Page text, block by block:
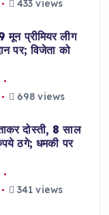
433 views
प्रीमियर लीग
पर; विजेता को
698 views
दोस्ती, 8 साल
ठगे; धमकी पर
341 views